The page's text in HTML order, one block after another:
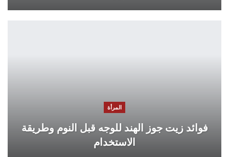
المرأة
فوائد زيت جوز الهند للوجه قبل النوم وطريقة
الاستخدام